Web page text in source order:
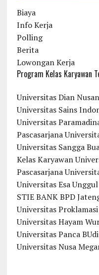
Biaya
Info Kerja
Polling
Berita
Lowongan Kerja
Program Kelas Karyawan
Universitas Dian
Universitas Sains
Universitas
Pascasarjana
Universitas Sangga
Kelas Karyawan
Pascasarjana
Universitas Esa Unggul
STIE BANK BPD
Universitas
Universitas Hayam
Universitas Panca BUdi
Universitas Nusa